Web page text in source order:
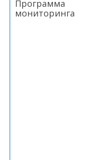
Программа
мониторинга